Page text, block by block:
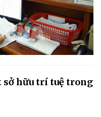
sở hữu trí tuệ trong